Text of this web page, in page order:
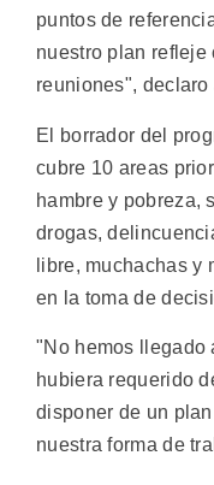
puntos de
nuestro plan refleje
reuniones", declaro
El borrador del
cubre 10 areas
hambre y pobreza,
drogas,
libre, muchachas y
en la toma de
"No hemos llegado
hubiera requerido
disponer de un
nuestra forma de